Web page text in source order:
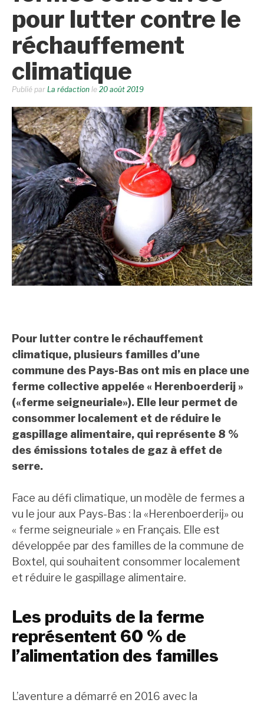
pour lutter contre le
réchauffement
climatique
Publié par La rédaction le 20 août 2019
Pour lutter contre le réchauffement
climatique, plusieurs familles d’une
commune des Pays-Bas ont mis en place une
ferme collective appelée « Herenboerderij »
(«ferme seigneuriale»). Elle leur permet de
consommer localement et de réduire le
gaspillage alimentaire, qui représente 8 %
des émissions totales de gaz à effet de
serre.
Face au défi climatique, un modèle de fermes a
vu le jour aux Pays-Bas : la «Herenboerderij» ou
« ferme seigneuriale » en Français. Elle est
développée par des familles de la commune de
Boxtel, qui souhaitent consommer localement
et réduire le gaspillage alimentaire.
Les produits de la ferme
représentent 60 % de
l’alimentation des familles
L’aventure a démarré en 2016 avec la